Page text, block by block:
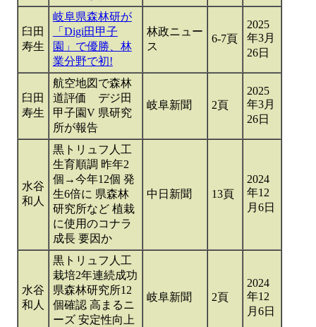
臼田
寿生
岐阜県森林研が
「Digi田甲子
園」で優勝、林
業分野で初!
林政ニュー
ス
6-7頁
2025
年3月
26日
臼田
寿生
航空地図で森林
道評価 デジ田
甲子園V 県研究
所が報告
岐阜新聞 2頁
2025
年3月
26日
水谷
和人
黒トリュフ人工
生育順調 昨年2
個→今年12個 発
生6倍に 県森林
研究所など 植栽
に使用のコナラ
成長 要因か
中日新聞 13頁
2024
年12
月6日
水谷
和人
黒トリュフ人工
栽培2年連続成功
県森林研究所12
個確認 高まるニ
ーズ 安定性向上
岐阜新聞 2頁
2024
年12
月6日